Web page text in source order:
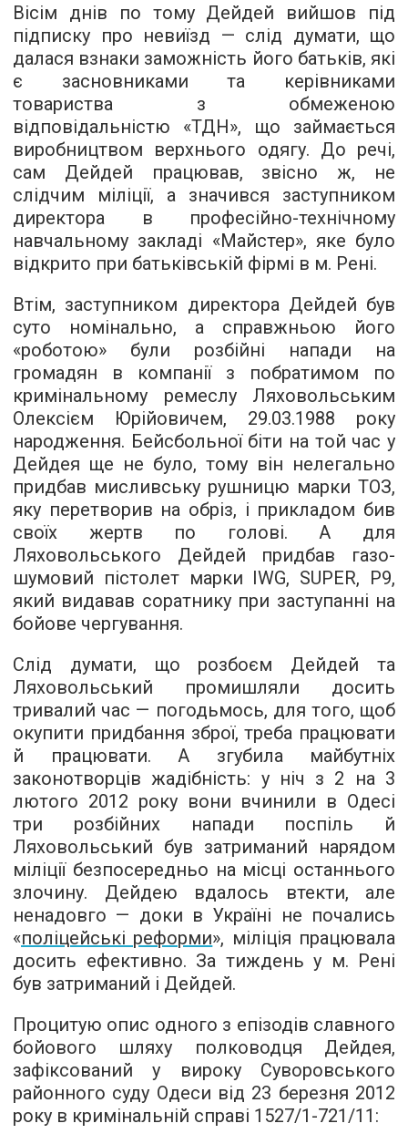
Вісім днів по тому Дейдей вийшов під
підписку про невиїзд — слід думати, що
далася взнаки заможність його батьків, які
є засновниками та керівниками
товариства з обмеженою
відповідальністю «ТДН», що займається
виробництвом верхнього одягу. До речі,
сам Дейдей працював, звісно ж, не
слідчим міліції, а значився заступником
директора в професійно-технічному
навчальному закладі «Майстер», яке було
відкрито при батьківській фірмі в м. Рені.
Втім, заступником директора Дейдей був
суто номінально, а справжньою його
«роботою» були розбійні напади на
громадян в компанії з побратимом по
кримінальному ремеслу Ляховольським
Олексієм Юрійовичем, 29.03.1988 року
народження. Бейсбольної біти на той час у
Дейдея ще не було, тому він нелегально
придбав мисливську рушницю марки ТОЗ,
яку перетворив на обріз, і прикладом бив
своїх жертв по голові. А для
Ляховольського Дейдей придбав газо-
шумовий пістолет марки IWG, SUPER, P9,
який видавав соратнику при заступанні на
бойове чергування.
Слід думати, що розбоєм Дейдей та
Ляховольський промишляли досить
тривалий час — погодьмось, для того, щоб
окупити придбання зброї, треба працювати
й працювати. А згубила майбутніх
законотворців жадібність: у ніч з 2 на 3
лютого 2012 року вони вчинили в Одесі
три розбійних напади поспіль й
Ляховольський був затриманий нарядом
міліції безпосередньо на місці останнього
злочину. Дейдею вдалось втекти, але
ненадовго — доки в Україні не почались
«поліцейські реформи», міліція працювала
досить ефективно. За тиждень у м. Рені
був затриманий і Дейдей.
Процитую опис одного з епізодів славного
бойового шляху полководця Дейдея,
зафіксований у вироку Суворовського
районного суду Одеси від 23 березня 2012
року в кримінальній справі 1527/1-721/11: